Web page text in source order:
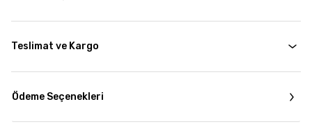
Teslimat ve Kargo
Ödeme Seçenekleri